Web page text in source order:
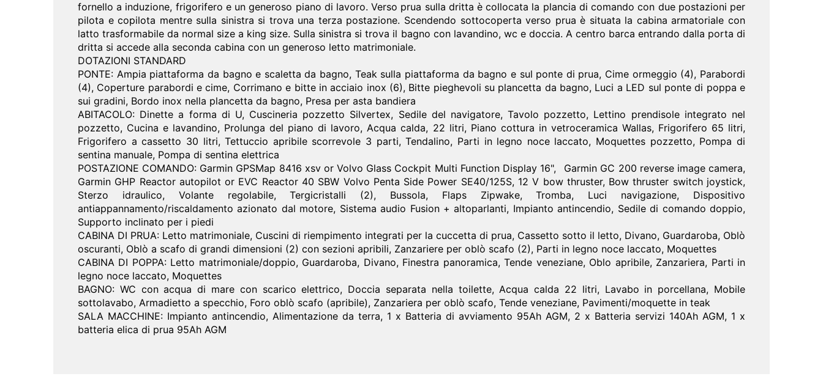
fornello a induzione, frigorifero e un generoso piano di lavoro. Verso prua sulla dritta è collocata la plancia di comando con due postazioni per
pilota e copilota mentre sulla sinistra si trova una terza postazione. Scendendo sottocoperta verso prua è situata la cabina armatoriale con
latto trasformabile da normal size a king size. Sulla sinistra si trova il bagno con lavandino, wc e doccia. A centro barca entrando dalla porta di
dritta si accede alla seconda cabina con un generoso letto matrimoniale.
DOTAZIONI STANDARD
PONTE: Ampia piattaforma da bagno e scaletta da bagno, Teak sulla piattaforma da bagno e sul ponte di prua, Cime ormeggio (4), Parabordi
(4), Coperture parabordi e cime, Corrimano e bitte in acciaio inox (6), Bitte pieghevoli su plancetta da bagno, Luci a LED sul ponte di poppa e
sui gradini, Bordo inox nella plancetta da bagno, Presa per asta bandiera
ABITACOLO: Dinette a forma di U, Cuscineria pozzetto Silvertex, Sedile del navigatore, Tavolo pozzetto, Lettino prendisole integrato nel
pozzetto, Cucina e lavandino, Prolunga del piano di lavoro, Acqua calda, 22 litri, Piano cottura in vetroceramica Wallas, Frigorifero 65 litri,
Frigorifero a cassetto 30 litri, Tettuccio apribile scorrevole 3 parti, Tendalino, Parti in legno noce laccato, Moquettes pozzetto, Pompa di
sentina manuale, Pompa di sentina elettrica
POSTAZIONE COMANDO: Garmin GPSMap 8416 xsv or Volvo Glass Cockpit Multi Function Display 16", Garmin GC 200 reverse image camera,
Garmin GHP Reactor autopilot or EVC Reactor 40 SBW Volvo Penta Side Power SE40/125S, 12 V bow thruster, Bow thruster switch joystick,
Sterzo idraulico, Volante regolabile, Tergicristalli (2), Bussola, Flaps Zipwake, Tromba, Luci navigazione, Dispositivo
antiappannamento/riscaldamento azionato dal motore, Sistema audio Fusion + altoparlanti, Impianto antincendio, Sedile di comando doppio,
Supporto inclinato per i piedi
CABINA DI PRUA: Letto matrimoniale, Cuscini di riempimento integrati per la cuccetta di prua, Cassetto sotto il letto, Divano, Guardaroba, Oblò
oscuranti, Oblò a scafo di grandi dimensioni (2) con sezioni apribili, Zanzariere per oblò scafo (2), Parti in legno noce laccato, Moquettes
CABINA DI POPPA: Letto matrimoniale/doppio, Guardaroba, Divano, Finestra panoramica, Tende veneziane, Oblo apribile, Zanzariera, Parti in
legno noce laccato, Moquettes
BAGNO: WC con acqua di mare con scarico elettrico, Doccia separata nella toilette, Acqua calda 22 litri, Lavabo in porcellana, Mobile
sottolavabo, Armadietto a specchio, Foro oblò scafo (apribile), Zanzariera per oblò scafo, Tende veneziane, Pavimenti/moquette in teak
SALA MACCHINE: Impianto antincendio, Alimentazione da terra, 1 x Batteria di avviamento 95Ah AGM, 2 x Batteria servizi 140Ah AGM, 1 x
batteria elica di prua 95Ah AGM